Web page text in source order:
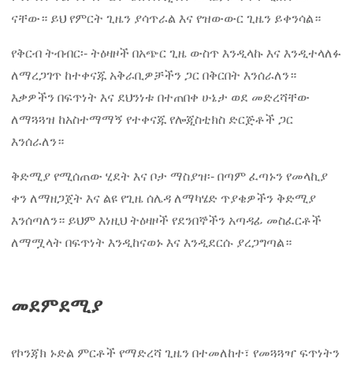
ናቸው። ይህ የምርት ጊዜን ያሳጥራል እና የዝውውር ጊዜን ይቀንሳል።
የቅርብ ትብብር፡- ትዕዛዞች በአጭር ጊዜ ውስጥ እንዲላኩ እና እንዲተላለፉ
ለማረጋገጥ ከተቀናጁ አቅራቢዎቻችን ጋር በቅርበት እንሰራለን።
እቃዎችን በፍጥነት እና ደህንነቱ በተጠበቀ ሁኔታ ወደ መድረሻቸው
ለማጓጓዝ ከአስተማማኝ የተቀናጁ የሎጂስቲክስ ድርጅቶች ጋር
እንሰራለን።
ቅድሚያ የሚሰጠው ሂደት እና ቦታ ማስያዝ፡- በጣም ፈጣኑን የመላኪያ
ቀን ለማዘጋጀት እና ልዩ የጊዜ ሰሌዳ ለማካሄድ ጥያቄዎችን ቅድሚያ
እንሰጣለን። ይህም እነዚህ ትዕዛዞች የደንበኞችን አጣዳፊ መስፈርቶች
ለማሟላት በፍጥነት እንዲከናወኑ እና እንዲደርሱ ያረጋግጣል።
መደምደሚያ
የኮንጃክ ኑድል ምርቶች የማድረሻ ጊዜን በተመለከተ፣ የመጓጓዣ ፍጥነትን